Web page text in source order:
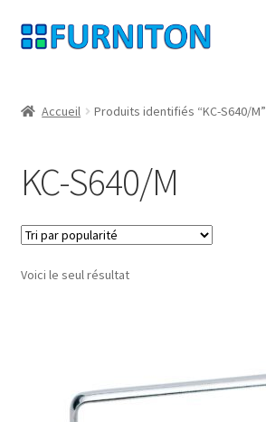
Aller
à
navigation
Aller
au
Protection des données
Droit de rétractation
Contact
CONDITIONS GÉNÉRALES DE VENTE
Accueil Produits identifiés “KC-S640/M”
KC-S640/M
Voici le seul résultat